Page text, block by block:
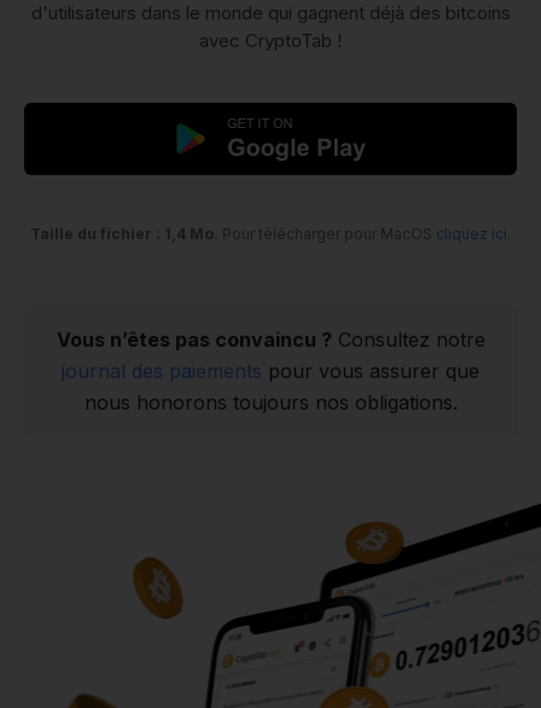
d'utilisateurs dans le monde qui gagnent déjà des bitcoins
avec CryptoTab !
Taille du fichier : 1,4 Mo. Pour télécharger pour MacOS cliquez ici
Vous n’êtes pas convaincu ? Consultez notre
journal des paiements pour vous assurer que
nous honorons toujours nos obligations.